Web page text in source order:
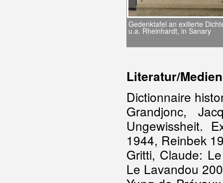
Gedenktafel an exilierte
u.a. Rheinhardt, in Sanary
Literatur/Medien
Dictionnaire
Grandjonc,
Ungewissheit.
1944, Reinbek
Gritti, Claude:
Le Lavandou